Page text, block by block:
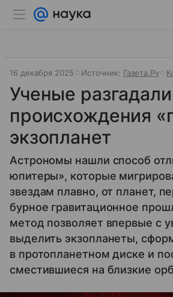
16 декабря 2025 Источник: Газета.Ру
Ученые
происхождения
экзопланет
Астрономы нашли способ
юпитеры», которые
звездам плавно, от планет,
бурное гравитационное
метод позволяет впервые с
выделить экзопланеты,
в протопланетном диске и
сместившиеся на близкие